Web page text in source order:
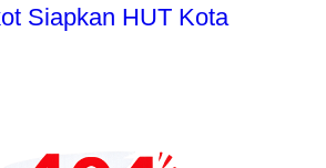
Siapkan HUT Kota